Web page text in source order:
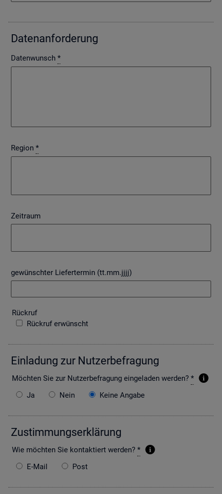
Da­ten­an­for­de­rung
Datenwunsch *
Region *
Zeitraum
gewünschter Liefertermin (tt.mm.jjjj)
Rück­ruf
Rückruf erwünscht
Ein­la­dung zur Nut­zer­be­fra­gung
Möch­ten Sie zur Nut­zer­be­fra­gung ein­ge­la­den wer­den? *
Ja
Nein Keine Angabe
Zu­stim­mungs­er­klä­rung
Wie möch­ten Sie kon­tak­tiert wer­den? *
E-Mail
Post